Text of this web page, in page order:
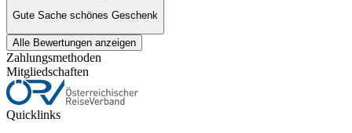
Gute Sache schönes Geschenk
Alle Bewertungen anzeigen
Zahlungsmethoden
Mitgliedschaften
Quicklinks